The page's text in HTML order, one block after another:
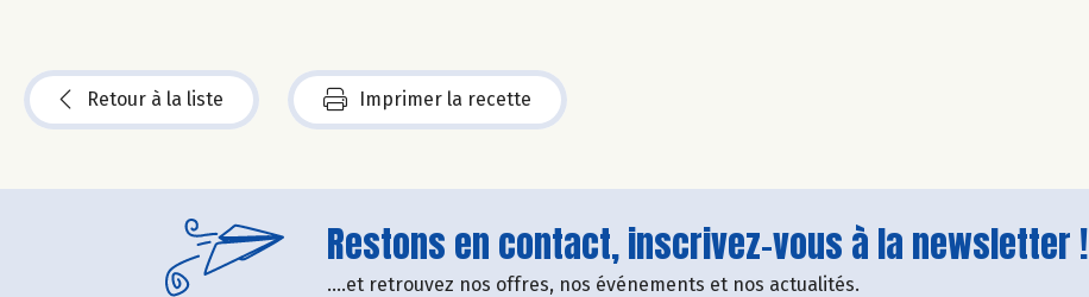
Retour à la liste Imprimer la recette
Restons en contact, inscrivez-vous à la newsletter !
....et retrouvez nos offres, nos événements et nos actualités.